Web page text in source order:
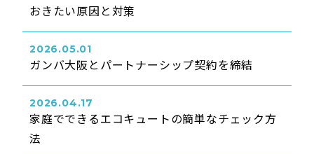
おきたい原因と対策
2026.05.01
ガンバ大阪とパートナーシップ契約を締結
2026.04.17
家庭でできるエコキュートの簡単なチェック方
法